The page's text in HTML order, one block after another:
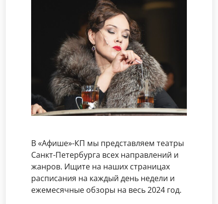
В «Афише»-КП мы представляем театры
Санкт-Петербурга всех направлений и
жанров. Ищите на наших страницах
расписания на каждый день недели и
ежемесячные обзоры на весь 2024 год.